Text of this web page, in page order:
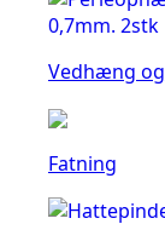
Vedhæng
Fatning